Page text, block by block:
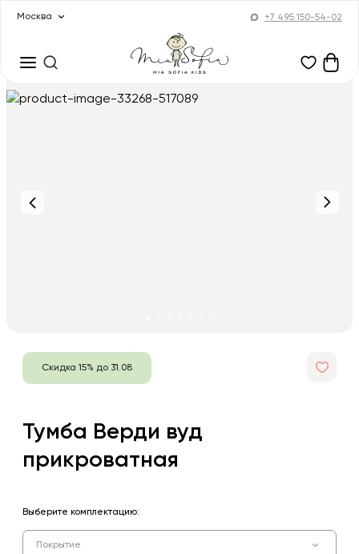
Москва +7 495 150-54-02
Скидка 15% до 31.08
Тумба Верди вуд
прикроватная
Выберите комплектацию:
Покрытие